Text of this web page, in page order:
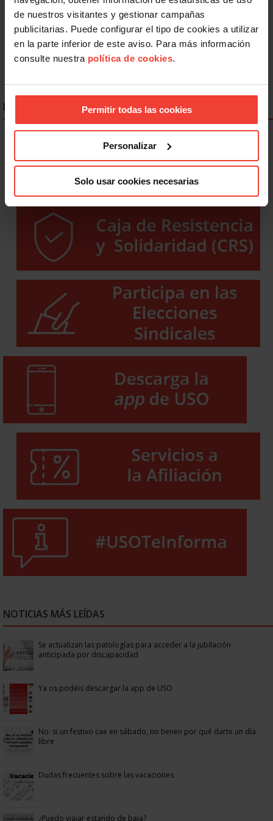
de nuestros visitantes y gestionar campañas
publicitarias. Puede configurar el tipo de cookies a utilizar
en la parte inferior de este aviso. Para más información
consulte nuestra política de cookies.
Permitir todas las cookies
Personalizar
Solo usar cookies necesarias
882
883 884 885 886
Siguiente
Último »
ENLACES DESTACADOS
NOTICIAS MÁS LEÍDAS
Se actualizan las patologías para acceder a la jubilación
anticipada por discapacidad
Ya os podéis descargar la app de USO
No: si un festivo cae en sábado, no tienen por qué darte un día
libre
Dudas frecuentes sobre las vacaciones
¿Puedo viajar estando de baja?